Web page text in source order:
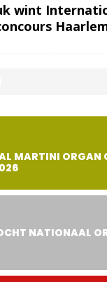
wint
MARTINI ORGAN
NATIONAAL